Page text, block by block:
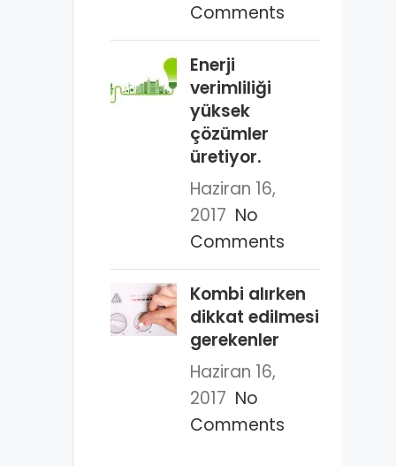
Comments
Enerji
verimliliği
yüksek
çözümler
üretiyor.
Haziran 16,
2017 No
Comments
Kombi alırken
dikkat edilmesi
gerekenler
Haziran 16,
2017 No
Comments